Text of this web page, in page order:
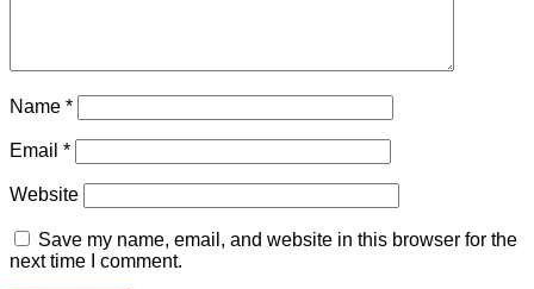
Name *
Email *
Website
Save my name, email, and website in this browser for the
next time I comment.